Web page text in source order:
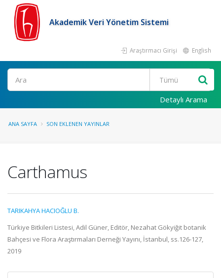
Akademik Veri Yönetim Sistemi
Araştırmacı Girişi English
Ara
Detaylı Arama
ANA SAYFA SON EKLENEN YAYINLAR
Carthamus
TARIKAHYA HACIOĞLU B.
Türkiye Bitkileri Listesi, Adil Güner, Editör, Nezahat Gökyiğit botanik
Bahçesi ve Flora Araştırmaları Derneği Yayını, İstanbul, ss.126-127,
2019